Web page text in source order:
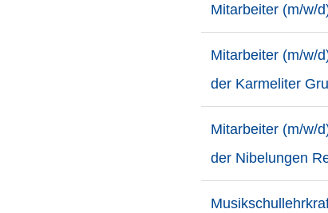
Mitarbeiter (m/w/
Mitarbeiter (m/w/
der Karmeliter
Mitarbeiter (m/w/
der Nibelungen